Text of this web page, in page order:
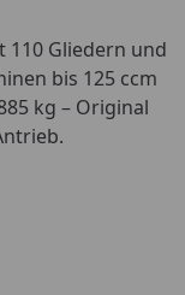
110 Gliedern und
bis 125 ccm
kg – Original